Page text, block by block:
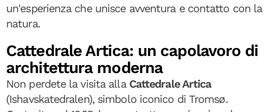
un'esperienza che unisce avventura e contatto con la
natura.
Cattedrale Artica: un capolavoro di
architettura moderna
Non perdete la visita alla Cattedrale Artica
(Ishavskatedralen), simbolo iconico di Tromsø.